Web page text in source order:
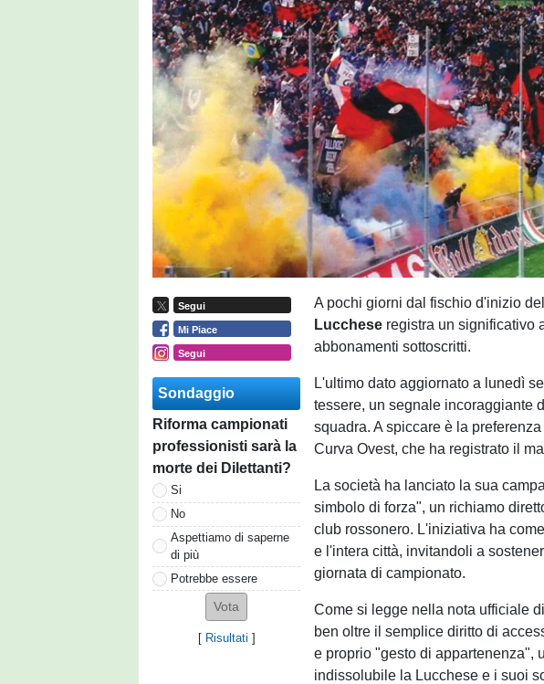
Segui
Mi Piace
Segui
Sondaggio
Riforma campionati
professionisti sarà la
morte dei Dilettanti?
Si
No
Aspettiamo di saperne
di più
Potrebbe essere
[ Risultati ]
A pochi giorni dal fischio d'inizio
Lucchese registra un significativo
abbonamenti sottoscritti.
L'ultimo dato aggiornato a lunedì
tessere, un segnale incoraggiante
squadra. A spiccare è la
Curva Ovest, che ha registrato il
La società ha lanciato la sua
simbolo di forza", un richiamo
club rossonero. L'iniziativa ha
e l'intera città, invitandoli a
giornata di campionato.
Come si legge nella nota ufficiale
ben oltre il semplice diritto di
e proprio "gesto di appartenenza",
indissolubile la Lucchese e i suoi